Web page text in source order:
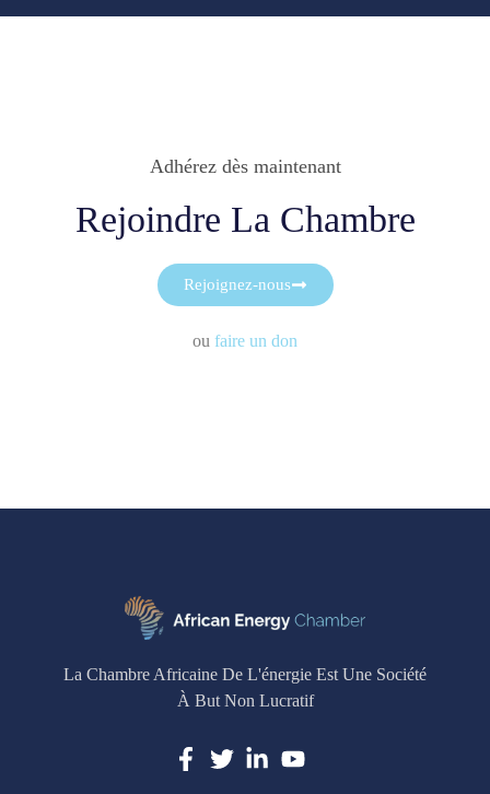
Adhérez dès maintenant
Rejoindre La Chambre
Rejoignez-nous
ou faire un don
La Chambre Africaine De L'énergie Est Une Société
À But Non Lucratif